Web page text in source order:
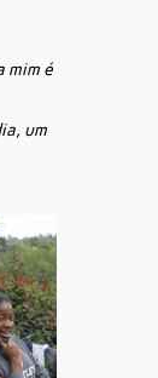
mim é
um